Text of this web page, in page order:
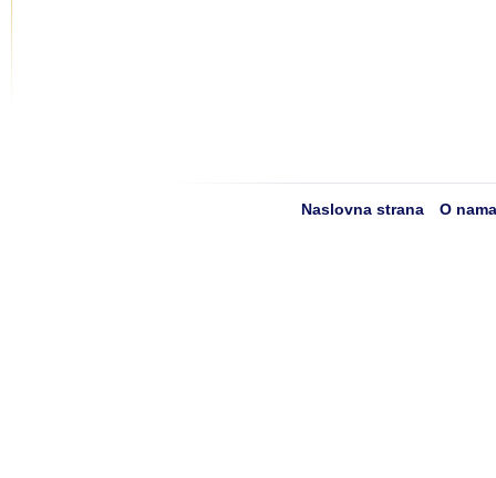
Naslovna strana O nama